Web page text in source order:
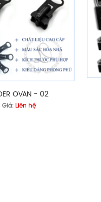
OVAN - 02
Giá: Liên hệ